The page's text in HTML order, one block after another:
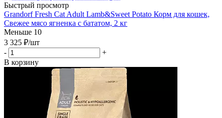
Быстрый просмотр
Grandorf Fresh Cat Adult Lamb&Sweet Potato Корм для кошек,
Свежее мясо ягненка с бататом, 2 кг
Меньше 10
3 325 ₽/шт
-
+
В корзину